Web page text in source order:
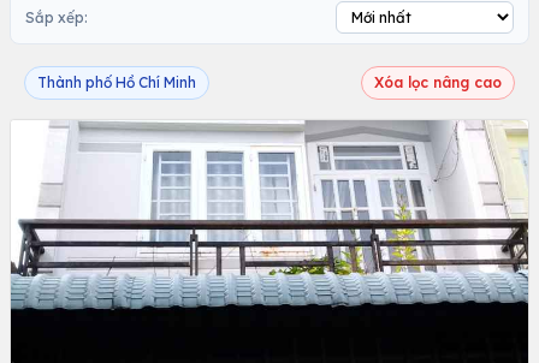
Sắp xếp:
Thành phố Hồ Chí Minh Xóa lọc nâng cao